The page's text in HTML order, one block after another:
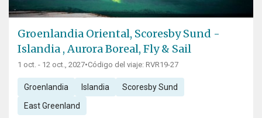
Groenlandia Oriental, Scoresby Sund -
Islandia , Aurora Boreal, Fly & Sail
1 oct. - 12 oct., 2027•Código del viaje: RVR19-27
Groenlandia Islandia Scoresby Sund
East Greenland